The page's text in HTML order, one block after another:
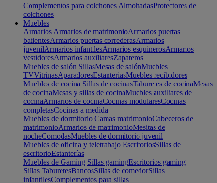
Complementos para colchones AlmohadasProtectores de
colchones
Muebles
Armarios Armarios de matrimonioArmarios puertas
batientesArmarios puertas correderasArmarios
juvenilArmarios infantilesArmarios esquinerosArmarios
vestidoresArmarios auxiliaresZapateros
Muebles de salón SillasMesas de salónMuebles
TVVitrinasAparadoresEstanteriasMuebles recibidores
Muebles de cocina Sillas de cocinasTaburetes de cocinaMesas
de cocinaMesas y sillas de cocinaMuebles auxiliares de
cocinaArmarios de cocinaCocinas modularesCocinas
completasCocinas a medida
Muebles de dormitorio Camas matrimonioCabeceros de
matrimonioArmarios de matrimonioMesitas de
nocheComodasMuebles de dormitorio juvenil
Muebles de oficina y teletrabajo EscritoriosSillas de
escritorioEstanterías
Muebles de Gaming Sillas gamingEscritorios gaming
Sillas TaburetesBancosSillas de comedorSillas
infantilesComplementos para sillas